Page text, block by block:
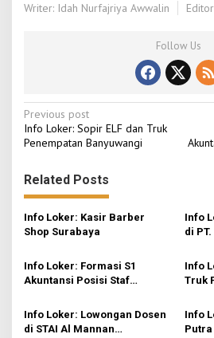
Writer: Idah Nurfajriya Awwalin
Follow Us
P
o
t
n
a
i
a
Previous post
Info Loker: Sopir ELF dan Truk
Penempatan Banyuwangi
Related Posts
Info Loker: Kasir Barber
Shop Surabaya
Info
di
Plastik
Info Loker: Formasi S1
Akuntansi Posisi Staf
Info
Truk
Info Loker: Lowongan Dosen
di STAI Al Mannan
Info